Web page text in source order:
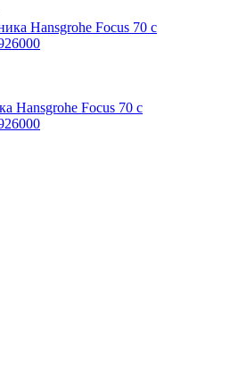
Hansgrohe Focus 70 с